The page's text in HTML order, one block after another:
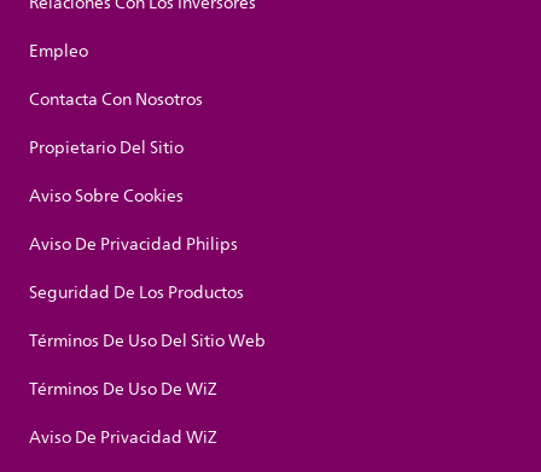
Empleo
Contacta Con Nosotros
Propietario Del Sitio
Aviso Sobre Cookies
Aviso De Privacidad Philips
Seguridad De Los Productos
Términos De Uso Del Sitio Web
Términos De Uso De WiZ
Aviso De Privacidad WiZ